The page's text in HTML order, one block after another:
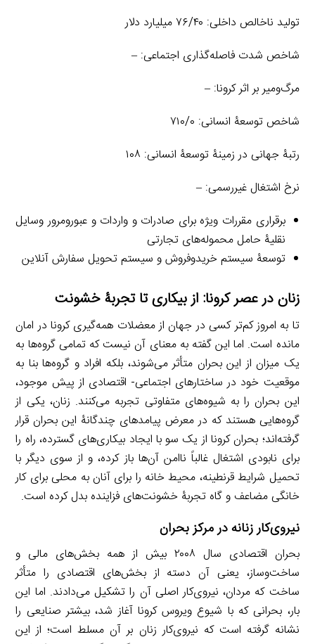
تولید ناخالص داخلی: ۷۶/۴۰ میلیارد دلار
شاخص شدت فاصله‌گذاری اجتماعی: –
مرگ‌ومیر بر اثر کرونا: –
شاخص توسعۀ انسانی: ۷۱۰/۰
رتبۀ جهانی در زمینۀ توسعۀ انسانی: ۱۰۸
نرخ اشتغال غیررسمی: –
برقراری مقررات ویژه برای صادرات و واردات و عبورومرور وسایل
نقلیۀ حامل محموله‌های تجارتی
توسعۀ سیستم خریدوفروش و سیستم تحویل سفارش آنلاین
زنان در عصر کرونا: از بیکاری تا تجربۀ خشونت
تا به امروز کم‌تر کسی در جهان از معضلات همه‌گیری کرونا در امان
مانده است. اما این گفته به معنای آن نیست که تمامی گروه‌ها به
یک میزان از این بحران متأثر می‌شوند، بلکه افراد و گروه‌ها بنا به
موقعیت خود در ساختارهای اجتماعی- اقتصادی از پیش موجود،
این بحران را به شیوه‌های متفاوتی تجربه می‌کنند. زنان، یکی از
گروه‌هایی هستند که در معرض پیامدهای چندگانۀ این بحران قرار
گرفته‌اند؛ بحران کرونا از یک سو با ایجاد بیکاری‌های گسترده، راه را
برای نابودی اشتغال غالباً ناامن آن‌ها باز کرده، و از سوی دیگر با
تحمیل شرایط قرنطینه، محیط خانه را برای آنان به محلی برای کار
خانگی مضاعف و گاه تجربۀ خشونت‌های فزاینده بدل کرده است.
نیروی‌کار زنانه در مرکز بحران
بحران اقتصادی سال ۲۰۰۸ بیش از همه بخش‌های مالی و
ساخت‌وساز، یعنی آن دسته از بخش‌های اقتصادی را متأثر
ساخت که مردان، نیروی‌کار اصلی آن را تشکیل می‌دادند. اما این
بار، بحرانی که با شیوع ویروس کرونا آغاز شد، بیشتر صنایعی را
نشانه گرفته است که نیروی‌کار زنان بر آن مسلط است؛ از این